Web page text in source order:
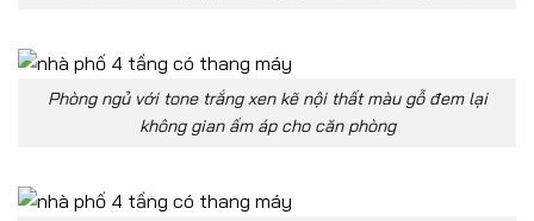
Phòng ngủ với tone trắng xen kẽ nội thất màu gỗ đem lại
không gian ấm áp cho căn phòng